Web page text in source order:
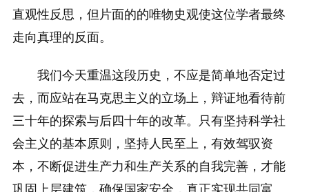
直观性反思，但片面的的唯物史观使这位学者最终
走向真理的反面。
我们今天重温这段历史，不应是简单地否定过
去，而应站在马克思主义的立场上，辩证地看待前
三十年的探索与后四十年的改革。只有坚持科学社
会主义的基本原则，坚持人民至上，有效驾驭资
本，不断促进生产力和生产关系的自我完善，才能
巩固上层建筑，确保国家安全，真正实现共同富